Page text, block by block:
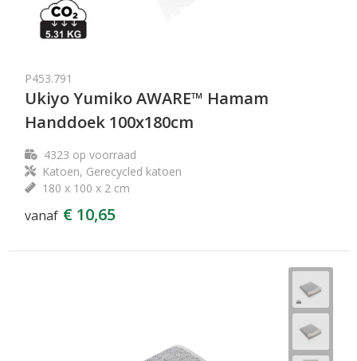
P453.791
Ukiyo Yumiko AWARE™ Hamam
Handdoek 100x180cm
4323 op voorraad
Katoen, Gerecycled katoen
180 x 100 x 2 cm
vanaf € 10,65